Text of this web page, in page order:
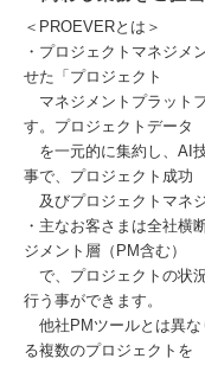
＜PROEVERとは＞
・プロジェクトマネジメ
せた「プロジェクト
マネジメントプラット
す。プロジェクトデータ
を一元的に集約し、AI
事で、プロジェクト成功
及びプロジェクトマネ
・主なお客さまは全社横
ジメント層（PM含む）
で、プロジェクトの状
行う事ができます。
他社PMツールとは異な
る複数のプロジェクトを